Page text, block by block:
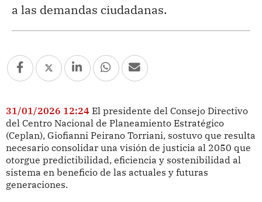
a las demandas ciudadanas.
31/01/2026 12:24 El presidente del Consejo Directivo
del Centro Nacional de Planeamiento Estratégico
(Ceplan), Giofianni Peirano Torriani, sostuvo que resulta
necesario consolidar una visión de justicia al 2050 que
otorgue predictibilidad, eficiencia y sostenibilidad al
sistema en beneficio de las actuales y futuras
generaciones.